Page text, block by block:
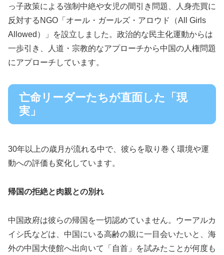
っ子政策による強制中絶や女児の間引き問題、人身売買に
反対するNGO「オール・ガールズ・アロウド（All Girls
Allowed）」を設立しました。政治的な民主化運動からは
一歩引き、人道・宗教的なアプローチから中国の人権問題
にアプローチしています。
亡命リーダーたちが直面した「現
実」
30年以上の歳月が流れる中で、彼らを取り巻く環境や運
動への評価も変化しています。
帰国の拒絶と肉親との別れ
中国政府は彼らの帰国を一切認めていません。ウーアルカ
イシ氏などは、中国にいる高齢の親に一目会いたいと、海
外の中国大使館へ出向いて「自首」を試みたことが何度も